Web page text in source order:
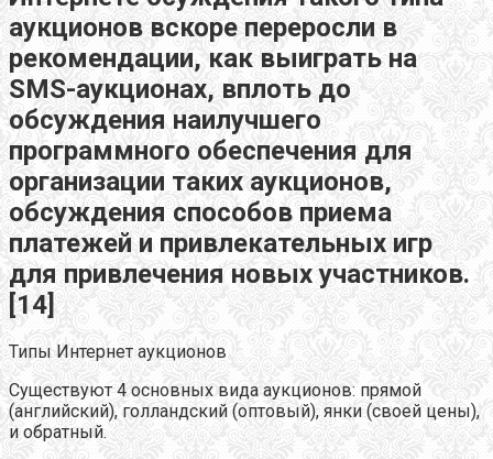
аукционов вскоре переросли в
рекомендации, как выиграть на
SMS-аукционах, вплоть до
обсуждения наилучшего
программного обеспечения для
организации таких аукционов,
обсуждения способов приема
платежей и привлекательных игр
для привлечения новых участников.
[14]
Типы Интернет аукционов
Существуют 4 основных вида аукционов: прямой
(английский), голландский (оптовый), янки (своей цены),
и обратный.